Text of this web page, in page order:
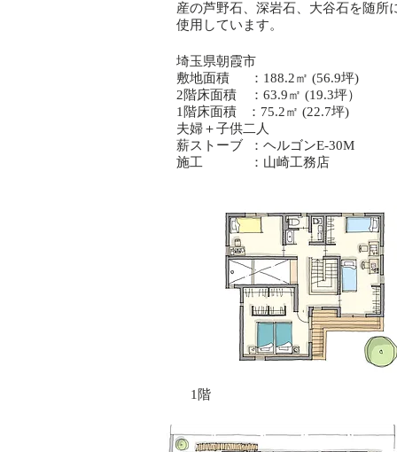
産の芦野石、深岩石、大谷石を随所
使用しています。
​埼玉県朝霞市
敷地面積 ：188.2㎡ (56.9坪)
2階床面積 ：63.9㎡ (19.3坪）
1階床面積 ：75.2㎡ (22.7坪)
​夫婦＋子供二人
​薪ストーブ ：ヘルゴンE-30M
施工 ：山崎工務店
1階